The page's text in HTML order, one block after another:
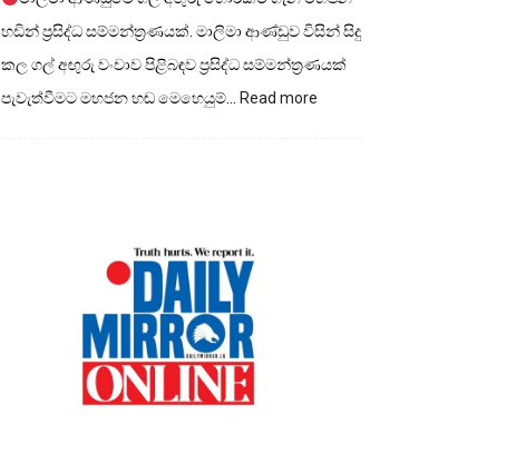
හඩින් ප්‍රසිද්ධ සම්මන්ත්‍රණයක්. මාලිමා ආණ්ඩුව විසින් සිදු
කල ගල් අඟුරු වංචාව පිළිබඳව ප්‍රසිද්ධ සම්මන්ත්‍රණයක්
පැවැත්වීමට මහජන හඬ මෙහෙයුම්… Read more